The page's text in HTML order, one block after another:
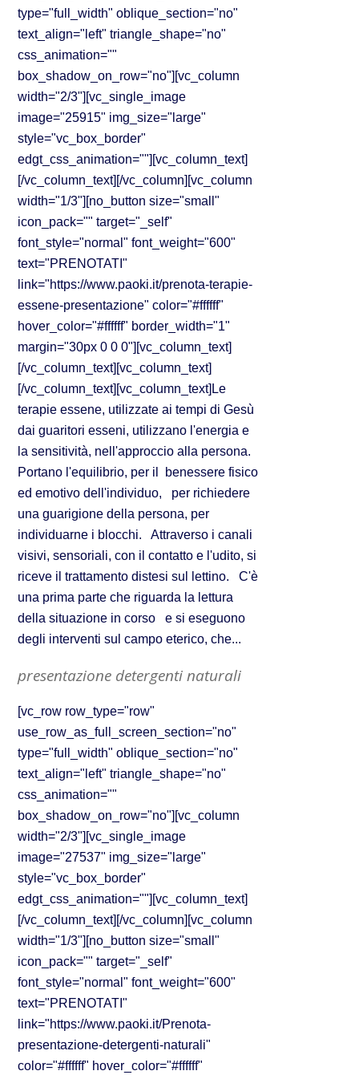
type="full_width" oblique_section="no"
text_align="left" triangle_shape="no"
css_animation=""
box_shadow_on_row="no"][vc_column
width="2/3"][vc_single_image
image="25915" img_size="large"
style="vc_box_border"
edgt_css_animation=""][vc_column_text]
[/vc_column_text][/vc_column][vc_column
width="1/3"][no_button size="small"
icon_pack="" target="_self"
font_style="normal" font_weight="600"
text="PRENOTATI"
link="https://www.paoki.it/prenota-terapie-
essene-presentazione" color="#ffffff"
hover_color="#ffffff" border_width="1"
margin="30px 0 0 0"][vc_column_text]
[/vc_column_text][vc_column_text]
[/vc_column_text][vc_column_text]Le
terapie essene, utilizzate ai tempi di Gesù
dai guaritori esseni, utilizzano l'energia e
la sensitività, nell'approccio alla persona.
Portano l'equilibrio, per il benessere fisico
ed emotivo dell'individuo, per richiedere
una guarigione della persona, per
individuarne i blocchi. Attraverso i canali
visivi, sensoriali, con il contatto e l'udito, si
riceve il trattamento distesi sul lettino. C'è
una prima parte che riguarda la lettura
della situazione in corso e si eseguono
degli interventi sul campo eterico, che...
presentazione detergenti naturali
[vc_row row_type="row"
use_row_as_full_screen_section="no"
type="full_width" oblique_section="no"
text_align="left" triangle_shape="no"
css_animation=""
box_shadow_on_row="no"][vc_column
width="2/3"][vc_single_image
image="27537" img_size="large"
style="vc_box_border"
edgt_css_animation=""][vc_column_text]
[/vc_column_text][/vc_column][vc_column
width="1/3"][no_button size="small"
icon_pack="" target="_self"
font_style="normal" font_weight="600"
text="PRENOTATI"
link="https://www.paoki.it/Prenota-
presentazione-detergenti-naturali"
color="#ffffff" hover_color="#ffffff"